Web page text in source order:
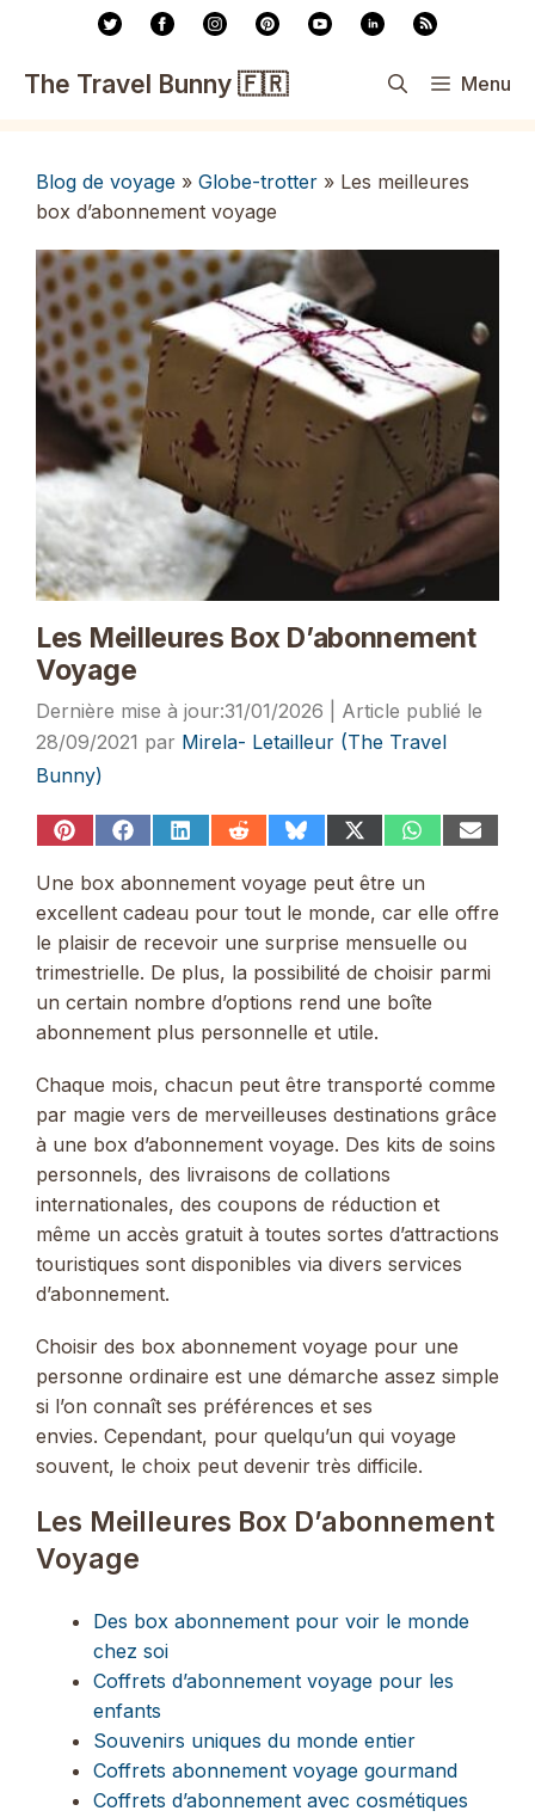
contenu
The Travel Bunny 🇫🇷 Menu
Blog de voyage » Globe-trotter » Les meilleures
box d’abonnement voyage
Les Meilleures Box D’abonnement
Voyage
31/01/2026
28/09/2021 par Mirela- Letailleur (The Travel
Bunny)
Share
Pinterest
Share
Facebook
Share
LinkedIn
ShareShare
Bluesky
Share
X
(Twitter)
ShareShare
Une box abonnement voyage peut être un
excellent cadeau pour tout le monde, car elle offre
le plaisir de recevoir une surprise mensuelle ou
trimestrielle. De plus, la possibilité de choisir parmi
un certain nombre d’options rend une boîte
abonnement plus personnelle et utile.
Chaque mois, chacun peut être transporté comme
par magie vers de merveilleuses destinations grâce
à une box d’abonnement voyage. Des kits de soins
personnels, des livraisons de collations
internationales, des coupons de réduction et
même un accès gratuit à toutes sortes d’attractions
touristiques sont disponibles via divers services
d’abonnement.
Choisir des box abonnement voyage pour une
personne ordinaire est une démarche assez simple
si l’on connaît ses préférences et ses
envies. Cependant, pour quelqu’un qui voyage
souvent, le choix peut devenir très difficile.
Les Meilleures Box D’abonnement
Voyage
Des box abonnement pour voir le monde
chez soi
Coffrets d’abonnement voyage pour les
enfants
Souvenirs uniques du monde entier
Coffrets abonnement voyage gourmand
Coffrets d’abonnement avec cosmétiques